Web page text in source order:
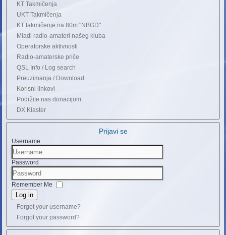
KT Takmičenja
UKT Takmičenja
KT takmičenje na 80m "NBGD"
Mladi radio-amateri našeg kluba
Operatorske aktivnosti
Radio-amaterske priče
QSL Info / Log search
Preuzimanja / Download
Korisni linkovi
Podržite nas donacijom
DX Klaster
Prijavi se
Username
Password
Remember Me
Log in
Forgot your username?
Forgot your password?